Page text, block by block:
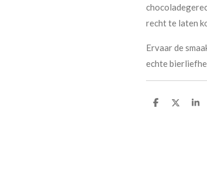
recht te laten
Ervaar de
echte
D
D
S